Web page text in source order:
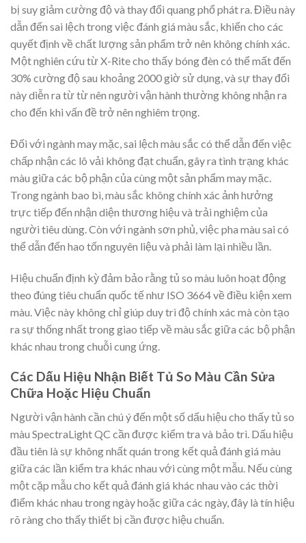
bị suy giảm cường độ và thay đổi quang phổ phát ra. Điều này
dẫn đến sai lệch trong việc đánh giá màu sắc, khiến cho các
quyết định về chất lượng sản phẩm trở nên không chính xác.
Một nghiên cứu từ X-Rite cho thấy bóng đèn có thể mất đến
30% cường độ sau khoảng 2000 giờ sử dụng, và sự thay đổi
này diễn ra từ từ nên người vận hành thường không nhận ra
cho đến khi vấn đề trở nên nghiêm trọng.
Đối với ngành may mặc, sai lệch màu sắc có thể dẫn đến việc
chấp nhận các lô vải không đạt chuẩn, gây ra tình trạng khác
màu giữa các bộ phận của cùng một sản phẩm may mặc.
Trong ngành bao bì, màu sắc không chính xác ảnh hưởng
trực tiếp đến nhận diện thương hiệu và trải nghiệm của
người tiêu dùng. Còn với ngành sơn phủ, việc pha màu sai có
thể dẫn đến hao tốn nguyên liệu và phải làm lại nhiều lần.
Hiệu chuẩn định kỳ đảm bảo rằng tủ so màu luôn hoạt động
theo đúng tiêu chuẩn quốc tế như ISO 3664 về điều kiện xem
màu. Việc này không chỉ giúp duy trì độ chính xác mà còn tạo
ra sự thống nhất trong giao tiếp về màu sắc giữa các bộ phận
khác nhau trong chuỗi cung ứng.
Các Dấu Hiệu Nhận Biết Tủ So Màu Cần Sửa
Chữa Hoặc Hiệu Chuẩn
Người vận hành cần chú ý đến một số dấu hiệu cho thấy tủ so
màu SpectraLight QC cần được kiểm tra và bảo trì. Dấu hiệu
đầu tiên là sự không nhất quán trong kết quả đánh giá màu
giữa các lần kiểm tra khác nhau với cùng một mẫu. Nếu cùng
một cặp mẫu cho kết quả đánh giá khác nhau vào các thời
điểm khác nhau trong ngày hoặc giữa các ngày, đây là tín hiệu
rõ ràng cho thấy thiết bị cần được hiệu chuẩn.